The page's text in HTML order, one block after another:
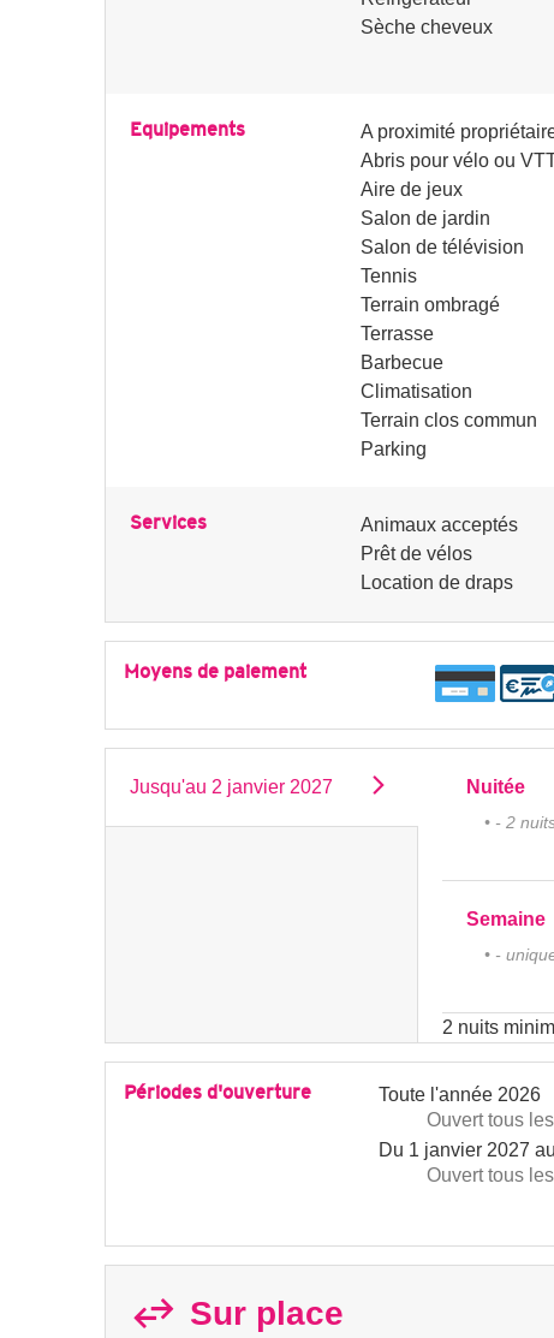
Sèche cheveux
Equipements
A proximité
Abris pour vélo ou
Aire de jeux
Salon de jardin
Salon de télévision
Tennis
Terrain ombragé
Terrasse
Barbecue
Climatisation
Terrain clos commun
Parking
Services
Animaux acceptés
Prêt de vélos
Location de draps
Moyens de paiement
Jusqu'au 2 janvier 2027 Nuitée
• - 2
Semaine
• -
2 nuits
Périodes d'ouverture
Toute l'année 2026
Ouverttous
Du 1 janvier 2027 au
Ouverttous
Sur place